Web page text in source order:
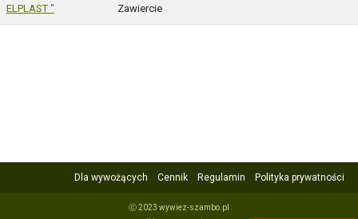
ELPLAST "
Zawiercie
Dla wywożących Cennik Regulamin Polityka prywatności
ⓒ 2023 wywiez-szambo.pl